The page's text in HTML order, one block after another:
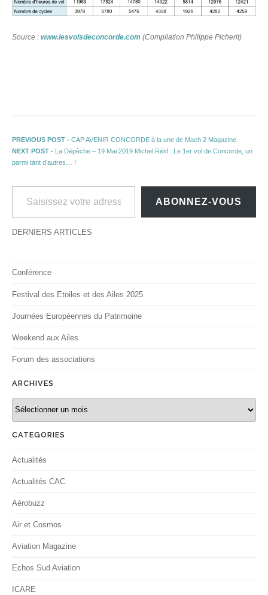
Source : www.lesvolsdeconcorde.com (Compilation Philippe Picherit)
Navigation de l’article
PREVIOUS POST - Previous post:
CAP AVENIR CONCORDE à la une de Mach 2 Magazine
NEXT POST - Next post:
La Dépêche – 19 Mai 2019 Michel Rétif : Le 1er vol de Concorde, un
parmi tant d’autres… !
Saisissez votre adresse e-mail…
ABONNEZ-VOUS
DERNIERS ARTICLES
Conférence
Festival des Etoiles et des Ailes 2025
Journées Européennes du Patrimoine
Weekend aux Ailes
Forum des associations
ARCHIVES
CATEGORIES
Actualités
Actualités CAC
Aérobuzz
Air et Cosmos
Aviation Magazine
Echos Sud Aviation
ICARE